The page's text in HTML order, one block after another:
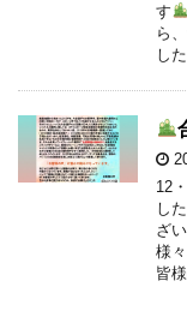
す
ら
し
12
し
ざ
様
皆